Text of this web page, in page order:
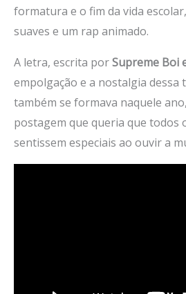
formatura e o fim da vida
suaves e um rap animado.
A letra, escrita porSupreme Boi
empolgação e a nostalgia dessa
também se formava naquele
postagem que queria que todos
sentissem especiais ao ouvir a